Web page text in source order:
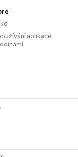
aplikace: